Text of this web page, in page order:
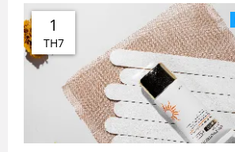
1
TH7